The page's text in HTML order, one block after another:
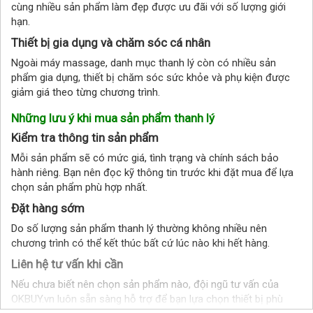
cùng nhiều sản phẩm làm đẹp được ưu đãi với số lượng giới
hạn.
Thiết bị gia dụng và chăm sóc cá nhân
Ngoài máy massage, danh mục thanh lý còn có nhiều sản
phẩm gia dụng, thiết bị chăm sóc sức khỏe và phụ kiện được
giảm giá theo từng chương trình.
Những lưu ý khi mua sản phẩm thanh lý
Kiểm tra thông tin sản phẩm
Mỗi sản phẩm sẽ có mức giá, tình trạng và chính sách bảo
hành riêng. Bạn nên đọc kỹ thông tin trước khi đặt mua để lựa
chọn sản phẩm phù hợp nhất.
Đặt hàng sớm
Do số lượng sản phẩm thanh lý thường không nhiều nên
chương trình có thể kết thúc bất cứ lúc nào khi hết hàng.
Liên hệ tư vấn khi cần
Nếu chưa biết nên chọn sản phẩm nào, đội ngũ tư vấn của
OKBUY.vn luôn sẵn sàng hỗ trợ để bạn lựa chọn thiết bị phù